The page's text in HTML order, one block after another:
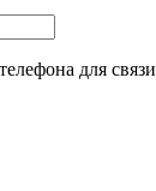
для связи